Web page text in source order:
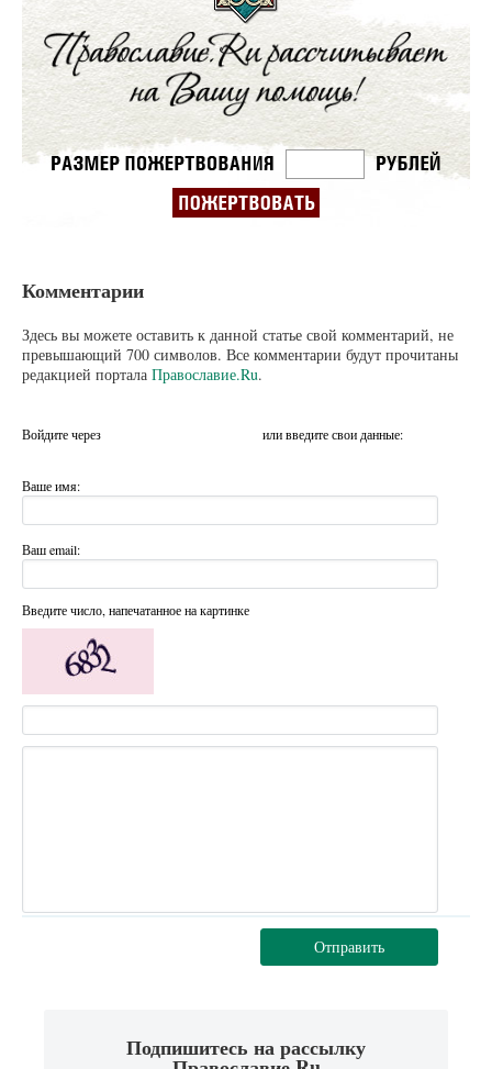
Комментарии
Здесь вы можете оставить к данной статье свой комментарий, не
превышающий 700 символов. Все комментарии будут прочитаны
редакцией портала Православие.Ru.
Войдите через или введите свои данные:
Ваше имя:
Ваш email:
Введите число, напечатанное на картинке
Отправить
Подпишитесь на рассылку